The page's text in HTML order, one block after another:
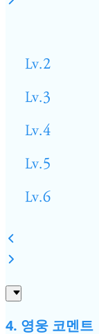
Lv.2
Lv.3
Lv.4
Lv.5
Lv.6
4. 영웅 코멘트